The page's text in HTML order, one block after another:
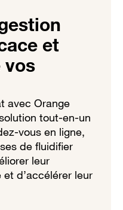
et
vos
avec Orange
tout-en-un
vous en ligne,
de fluidifier
leur
d’accélérer leur